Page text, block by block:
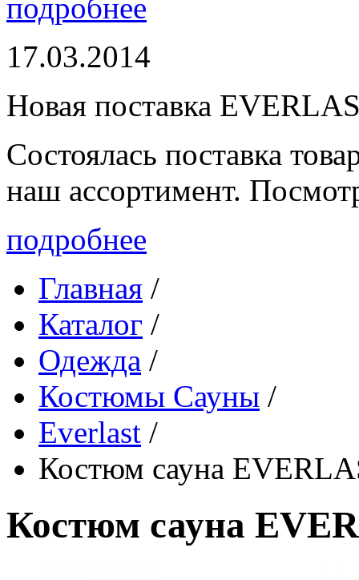
подробнее
17.03.2014
Новая поставка
Состоялась поставка
наш ассортимент.
подробнее
Главная /
Каталог /
Одежда /
Костюмы Сауны /
Everlast /
Костюм сауна
Костюм сауна